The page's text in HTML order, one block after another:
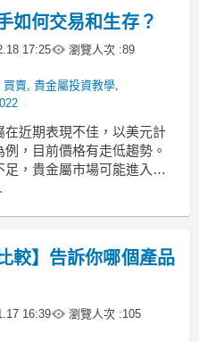
點差都是需要熟悉的，那滑
什麼意思呢？
麼意思？
如何交易和生存？
17:25 瀏覽人次 :89
買賣,貴金屬投資教學,
在近期表現不佳，以美元計
例，目前價格有走低趨勢。
足，貴金屬市場可能進入低
的行情下，貴金屬投資新
資知識，把握盈利機會
處於震盪期，投資者有盈利
黃金是一種雙向交易產
較】告訴你哪個產品
16:39 瀏覽人次 :105